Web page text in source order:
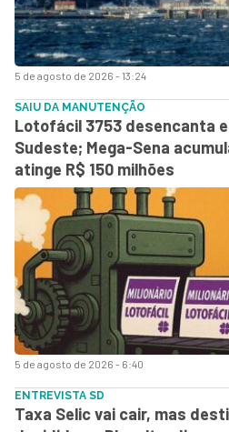
5 de agosto de 2026 - 13:24
5 de agosto de 2026 - 6:40
SAIU DA MANUTENÇÃO
Lotofácil 3753 desencanta
Sudeste; Mega-Sena
atinge R$ 150 milhões
ENTREVISTA SD
Taxa Selic vai cair, mas